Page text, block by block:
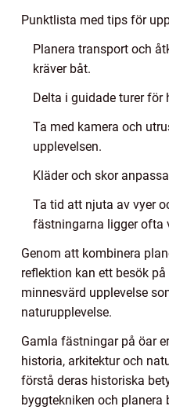
Punktlista med tips för
Planera transport och
kräver båt.
Delta i guidade turer för
Ta med kamera och
upplevelsen.
Kläder och skor
Ta tid att njuta av vyer
fästningarna ligger ofta
Genom att kombinera
reflektion kan ett besök
minnesvärd upplevelse
naturupplevelse.
Gamla fästningar på öar
historia, arkitektur och
förstå deras historiska
byggtekniken och planera